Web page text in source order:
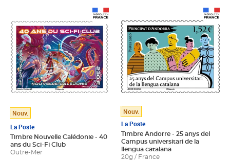
Nouv.
La Poste
Timbre Nouvelle Calédonie - 40
ans du Sci-Fi Club
Outre-Mer
Nouv.
La Poste
Timbre Andorre - 25 anys del
Campus universitari de la
llengua catalana
20g / France